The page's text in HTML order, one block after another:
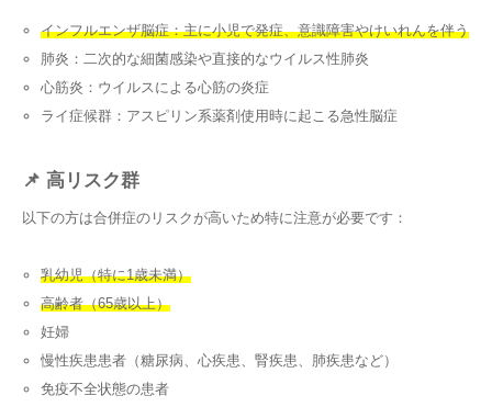
インフルエンザ脳症：主に小児で発症、意識障害やけいれんを伴う
肺炎：二次的な細菌感染や直接的なウイルス性肺炎
心筋炎：ウイルスによる心筋の炎症
ライ症候群：アスピリン系薬剤使用時に起こる急性脳症
📌 高リスク群
以下の方は合併症のリスクが高いため特に注意が必要です：
乳幼児（特に1歳未満）
高齢者（65歳以上）
妊婦
慢性疾患患者（糖尿病、心疾患、腎疾患、肺疾患など）
免疫不全状態の患者